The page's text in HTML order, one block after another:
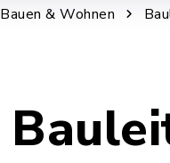
Bauen & Wohnen